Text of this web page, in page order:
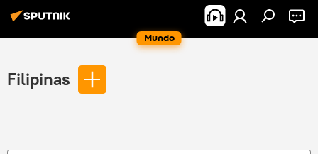
Mundo
Filipinas